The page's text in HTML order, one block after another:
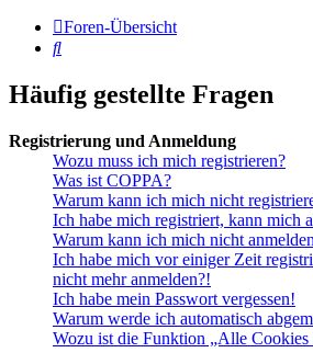
Foren-Übersicht
Suche
Häufig gestellte Fragen
Registrierung und Anmeldung
Wozu muss ich mich registrieren?
Was ist COPPA?
Warum kann ich mich nicht
Ich habe mich registriert, kann mich
Warum kann ich mich nicht
Ich habe mich vor einiger Zeit
nicht mehr anmelden?!
Ich habe mein Passwort vergessen!
Warum werde ich automatisch
Wozu ist die Funktion „Alle Cookies